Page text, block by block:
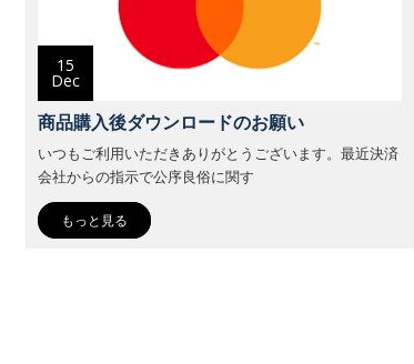
15
Dec
商品購入後ダウンロードのお願い
いつもご利用いただきありがとうございます。最近決済
会社からの指示で公序良俗に関す
もっと見る